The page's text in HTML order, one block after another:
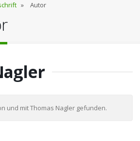
» Autor
und mit Thomas Nagler gefunden.